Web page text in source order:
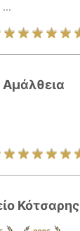
...
Αμάλθεια
Κότσαρης